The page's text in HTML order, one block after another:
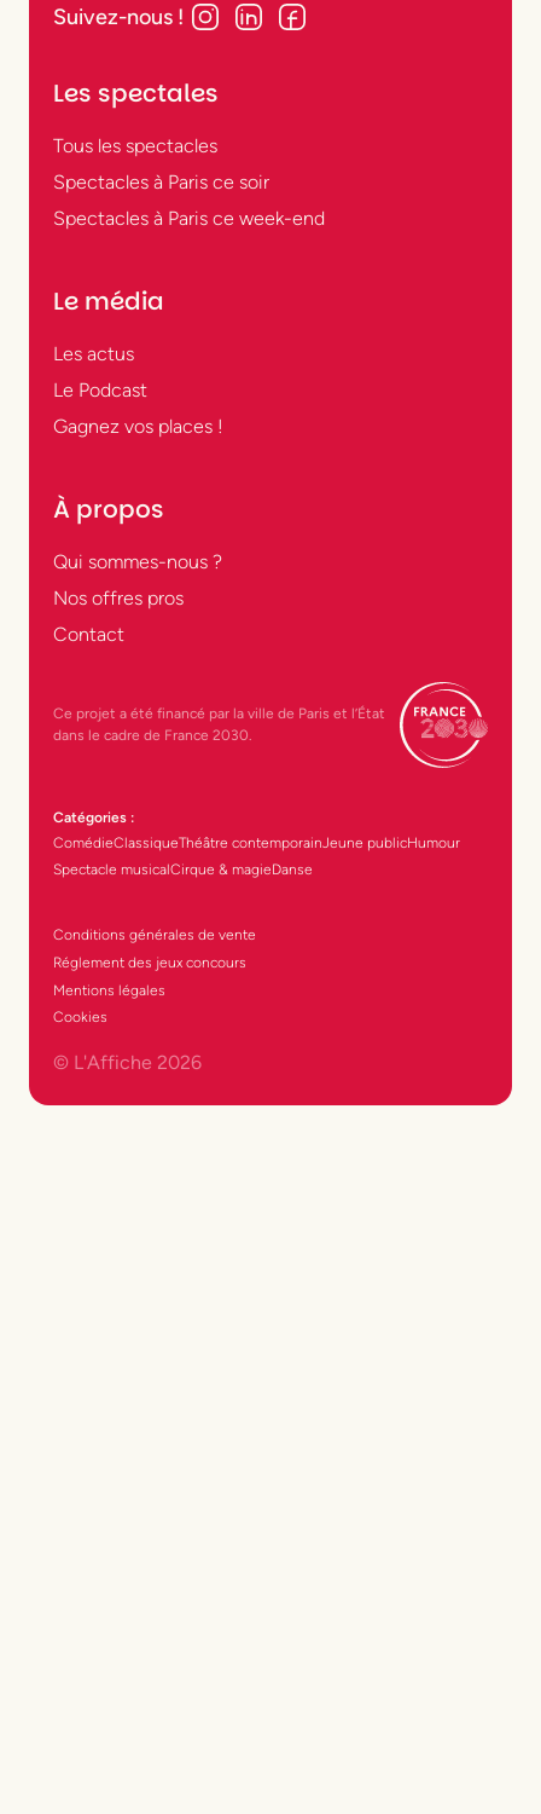
Suivez-nous !
Les spectales
Tous les spectacles
Spectacles à Paris ce soir
Spectacles à Paris ce week-end
Le média
Les actus
Le Podcast
Gagnez vos places !
À propos
Qui sommes-nous ?
Nos offres pros
Contact
Ce projet a été financé par la ville de Paris et l’État
dans le cadre de France 2030.
Catégories :
ComédieClassiqueThéâtre contemporainJeune publicHumour
Spectacle musicalCirque & magieDanse
Conditions générales de vente
Réglement des jeux concours
Mentions légales
Cookies
© L'Affiche 2026